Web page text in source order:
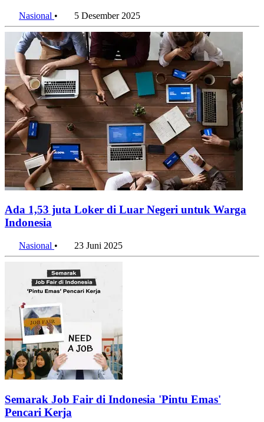
Nasional • 5 Desember 2025
Ada 1,53 juta Loker di Luar Negeri untuk Warga
Indonesia
Nasional • 23 Juni 2025
Semarak Job Fair di Indonesia 'Pintu Emas'
Pencari Kerja